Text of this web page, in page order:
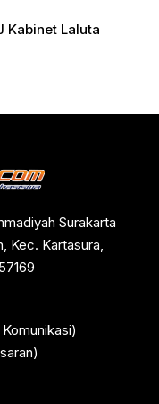
Kabinet Laluta
Surakarta
Kec. Kartasura,